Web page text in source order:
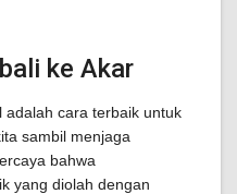
ke Akar
adalah cara terbaik untuk
sambil menjaga
bahwa
yang diolah dengan